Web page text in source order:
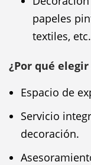
papeles
textiles, etc.
¿Por qué elegir
Espacio de
Servicio
decoración.